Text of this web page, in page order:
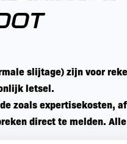
slijtage) zijn voor
letsel.
zoals expertisekosten,
direct te melden.